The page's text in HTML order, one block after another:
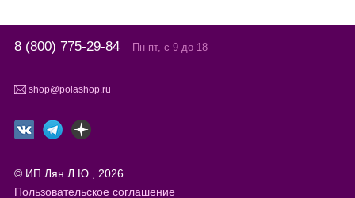
8 (800) 775-29-84 Пн-пт, с 9 до 18
shop@polashop.ru
© ИП Лян Л.Ю., 2026.
Пользовательское соглашение